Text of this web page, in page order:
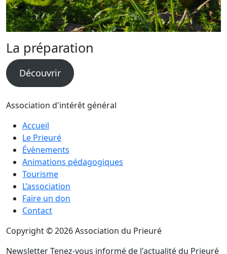
La préparation
Découvrir
Association d'intérêt général
Accueil
Le Prieuré
Évènements
Animations pédagogiques
Tourisme
L’association
Faire un don
Contact
Copyright © 2026 Association du Prieuré
NewsletterTenez-vous informé de l'actualité du Prieuré